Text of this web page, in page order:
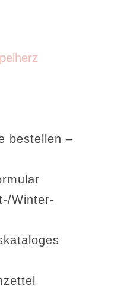
bestellen –
Winter-